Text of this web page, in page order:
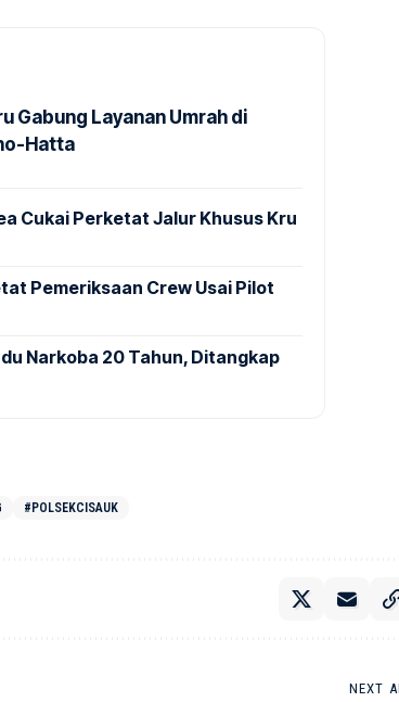
Gabung Layanan Umrah di
Hatta
Cukai Perketat Jalur Khusus Kru
Pemeriksaan Crew Usai Pilot
Narkoba 20 Tahun, Ditangkap
#POLSEKCISAUK
NEXT